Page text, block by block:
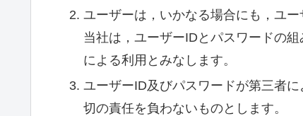
ユーザーは，いかなる場合にも，ユ
当社は，ユーザーIDとパスワードの
による利用とみなします。
ユーザーID及びパスワードが第三者
切の責任を負わないものとします。